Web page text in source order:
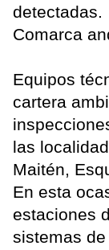
detectadas.
Comarca
Equipos
cartera
las
Maitén,
En esta
estaciones
sistemas